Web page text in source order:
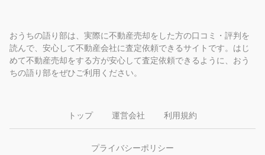
おうちの語り部は、実際に不動産売却をした方の口コミ・評判を
読んで、安心して不動産会社に査定依頼できるサイトです。はじ
めて不動産売却をする方が安心して査定依頼できるように、おう
ちの語り部をぜひご利用ください。
トップ 運営会社 利用規約
プライバシーポリシー